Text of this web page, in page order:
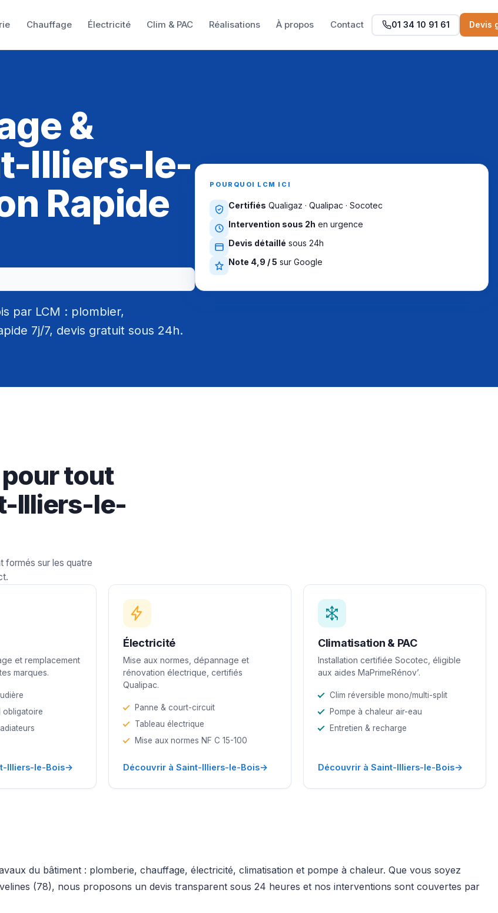
Chauffage Électricité Clim & PAC Réalisations À propos Contact 01 34 10 91 61 Devis
&
Illiers-le-
Rapide
par LCM : plombier,
7j/7, devis gratuit sous 24h.
POURQUOI LCM ICI
Certifiés Qualigaz · Qualipac · Socotec
Intervention sous 2h en urgence
Devis détaillé sous 24h
Note 4,9 / 5 sur Google
tout
Illiers-le-
formés sur les quatre
et remplacement
marques.
obligatoire
Illiers-le-Bois→
Électricité
Mise aux normes, dépannage et
rénovation électrique, certifiés
Qualipac.
Panne & court-circuit
Tableau électrique
Mise aux normes NF C 15-100
Découvrir à Saint-Illiers-le-Bois→
Climatisation & PAC
Installation certifiée Socotec, éligible
aux aides MaPrimeRénov’.
Clim réversible mono/multi-split
Pompe à chaleur air-eau
Entretien & recharge
Découvrir à Saint-Illiers-le-Bois→
du bâtiment : plomberie, chauffage, électricité, climatisation et pompe à chaleur. Que vous soyez
(78), nous proposons un devis transparent sous 24 heures et nos interventions sont couvertes par